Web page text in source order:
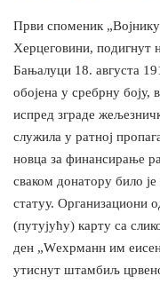
Први споменик
Херцеговини, подигнут
Бањалуци 18. августа
обојена у сребрну боју,
испред зграде
служила у ратној
новца за финансирање
сваком донатору било
статуу. Организациони
(путујућу) карту са
ден „Wехрманн им
утиснут штамбиљ